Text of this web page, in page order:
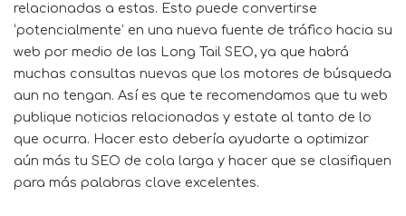
relacionadas a estas. Esto puede convertirse
‘potencialmente’ en una nueva fuente de tráfico hacia su
web por medio de las Long Tail SEO, ya que habrá
muchas consultas nuevas que los motores de búsqueda
aun no tengan. Así es que te recomendamos que tu web
publique noticias relacionadas y estate al tanto de lo
que ocurra. Hacer esto debería ayudarte a optimizar
aún más tu SEO de cola larga y hacer que se clasifiquen
para más palabras clave excelentes.